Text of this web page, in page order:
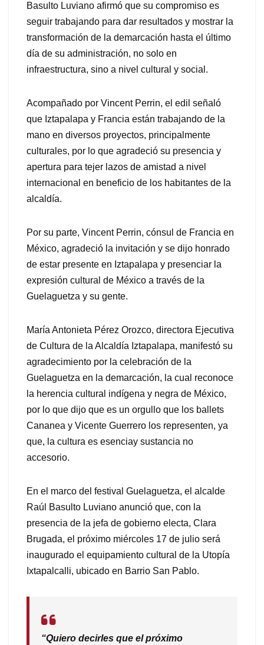
Basulto Luviano afirmó que su compromiso es
seguir trabajando para dar resultados y mostrar la
transformación de la demarcación hasta el último
día de su administración, no solo en
infraestructura, sino a nivel cultural y social .
Acompañado por Vincent Perrin, el edil señaló
que Iztapalapa y Francia están trabajando de la
mano en diversos proyectos, principalmente
culturales, por lo que agradeció su presencia y
apertura para tejer lazos de amistad a nivel
internacional en beneficio de los habitantes de la
alcaldía.
Por su parte, Vincent Perrin, cónsul de Francia en
México, agradeció la invitación y se dijo honrado
de estar presente en Iztapalapa y presenciar la
expresión cultural de México a través de la
Guelaguetza y su gente.
María Antonieta Pérez Orozco, directora Ejecutiva
de Cultura de la Alcaldía Iztapalapa, manifestó su
agradecimiento por la celebración de la
Guelaguetza en la demarcación, la cual reconoce
la herencia cultural indígena y negra de México,
por lo que dijo que es un orgullo que los ballets
Cananea y Vicente Guerrero los representen, ya
que, la cultura es esenciay sustancia no
accesorio.
En el marco del festival Guelaguetza, el alcalde
Raúl Basulto Luviano anunció que, con la
presencia de la jefa de gobierno electa, Clara
Brugada, el próximo miércoles 17 de julio será
inaugurado el equipamiento cultural de la Utopía
Ixtapalcalli, ubicado en Barrio San Pablo.
“Quiero decirles que el próximo